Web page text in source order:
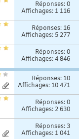
Réponses:0
Affichages: 1 116
Réponses: 16
Affichages: 5 277
Réponses:0
Affichages: 4 846
Réponses: 10
Affichages: 10 471
Réponses:0
Affichages: 2 630
Réponses: 3
Affichages: 1 041